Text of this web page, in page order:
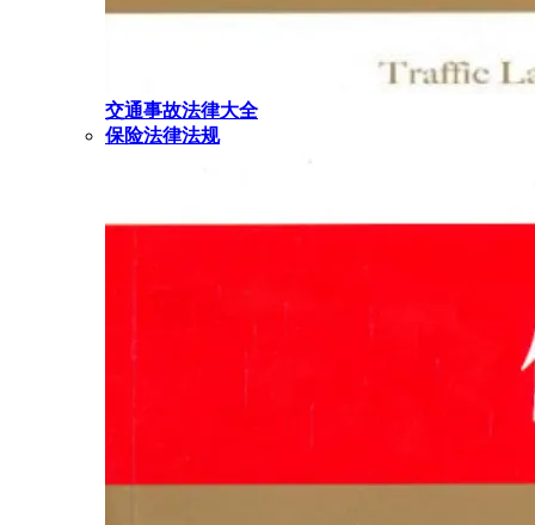
交通事故法律大全
保险法律法规